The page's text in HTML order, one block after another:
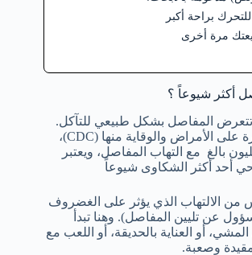
مرة أخرى
أكثر شيوعاً ؟
تتعرض المفاصل بشكل طبيعي للتآكل.
ووفقاً لمراكز السيطرة على الأمراض والوقاية منها (CDC)،
أكثر من 58 مليون بالغ مع التهاب المفاصل، ويعتبر
أحد أكثر الشكاوى شيوعاً
من الالتهاب الذي يؤثر على الغضروف
عن تليين المفاصل). وهنا تبدأ
أو العناية بالحديقة، أو اللعب مع
مقيدة وصعبة.